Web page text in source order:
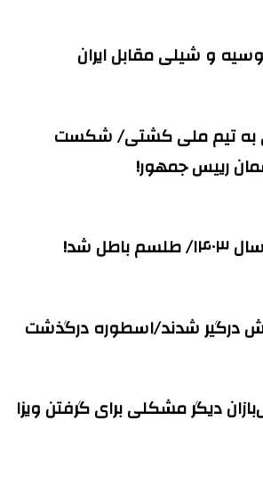
و شیلی مقابل ایران
به تیم ملی کشتی/ شکست
رییس جمهور!
شد!
درگیر شدند/اسطوره درگذشت
دیگر مشکلی برای گرفتن ویزا